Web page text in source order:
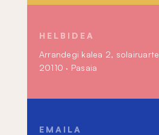
HELBIDEA
Arrandegi kalea 2,
20110 · Pasaia
EMAILA